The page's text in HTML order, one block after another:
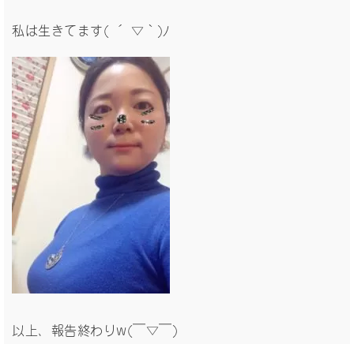
私は生きてます( ´ ▽ ` )ﾉ
以上、報告終わりw(￣▽￣)